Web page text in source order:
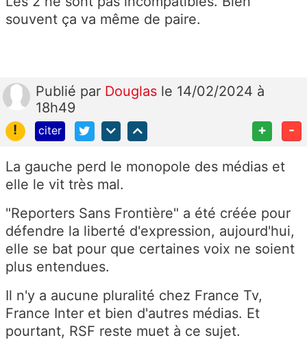
souvent ça va même de paire.
Publié par Douglas le 14/02/2024 à
18h49
!
citer + -
La gauche perd le monopole des médias et
elle le vit très mal.
"Reporters Sans Frontière" a été créée pour
défendre la liberté d'expression, aujourd'hui,
elle se bat pour que certaines voix ne soient
plus entendues.
Il n'y a aucune pluralité chez France Tv,
France Inter et bien d'autres médias. Et
pourtant, RSF reste muet à ce sujet.